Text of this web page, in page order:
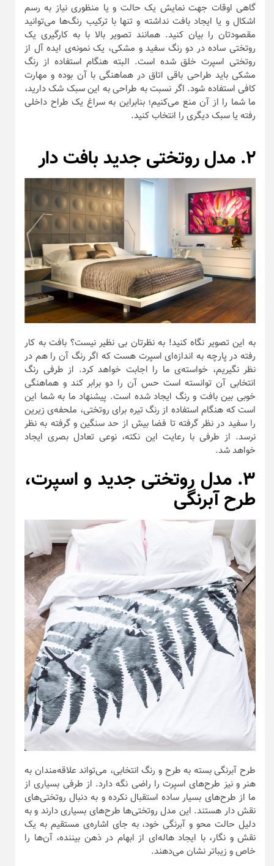
گاهی اوقات جهت نمایش یک حالت و یا منظوری نیاز به رسم
اشکال و یا ایجاد بافت نداشته و تنها با ترکیب رنگ‌ها می‌توانید
مقصودتان را بیان کنید. همانند تصویر بالا با به کارگیری یک
روتختی ساده در دو رنگ سفید و مشکی، یک نمونه‌ی ایده آل از
روتختی اسپرت خلق شده است. البته هنگام استفاده از رنگ
مشکی باید طراحی باقی اتاق در هماهنگی با آن بوده و مهارت
کافی استفاده شود. اگر نسبت به طراحی به این سبک شک دارید،
ما شما را از آن منع می‌کنیم؛ بنابراین به سراغ یک طراح داخلی
رفته یا سبک دیگری را انتخاب کنید.
۲. مدل روتختی جدید بافت دار
به این تصویر نگاه کنید! به نظرتان بی نظیر نیست؟ بافت به کار
رفته در پارچه به اندازه‌ای اسپرت هست که اگر رنگ آن را هم در
نظر نگیریم، خواسته‌ی ما را اجابت خواهد کرد. از طرفی رنگ
انتخابی آن توانسته است حس آن را دو برابر کند و هماهنگی
خوبی بین بافت و رنگ ایجاد شده است. پیشنهاد ما به شما این
است که هنگام استفاده از رنگ تیره برای روتختی، ملحفه‌ی زیرین
را سفید در نظر گرفته تا فضا بیش از حد سنگین و گرفته به نظر
نرسد. از طرفی با رعایت این نکته، نوعی تعادل بصری ایجاد
خواهد شد.
۳. مدل روتختی جدید و اسپرت،
طرح آبرنگی
طرح آبرنگی بسته به طرح و رنگ انتخابی، می‌تواند علاقه‌مندان به
هنر و نیز طرح‌های اسپرت را راضی نگه دارد. از طرفی بسیاری از
ما از طرح‌های بسیار ساده استقبال نکرده و به دنبال روتختی‌های
نقش دار هستند. این مدل روتختی‌ها طرح‌های بسیاری دارند و به
دلیل حالت محو و آبرنگی خود، به جای اشاره‌ی مستقیم به یک
نقش و نگار، با ایجاد هاله‌ای از ابهام در ذهن بیننده، آن‌ها را
خاص و زیباتر نشان می‌دهند.